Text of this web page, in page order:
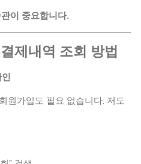
이 중요합니다.
제내역 조회 방법
원가입도 필요 없습니다. 저도